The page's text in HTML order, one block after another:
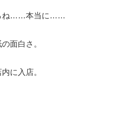
ね……本当に……
面白さ。
に入店。